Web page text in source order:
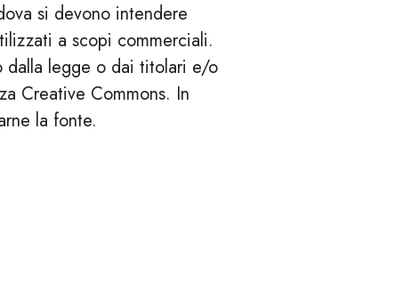
si devono intendere
a scopi commerciali.
dalla legge o dai titolari e/o
Creative Commons. In
la fonte.